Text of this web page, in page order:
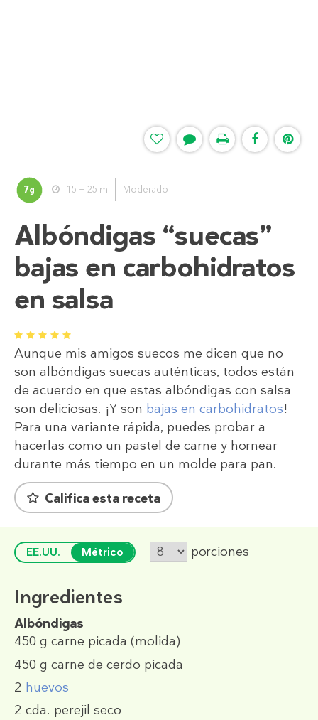
7g 15 + 25 m Moderado
Albóndigas “suecas”
bajas en carbohidratos
en salsa
1 2 3 4 5
Aunque mis amigos suecos me dicen que no
son albóndigas suecas auténticas, todos están
de acuerdo en que estas albóndigas con salsa
son deliciosas. ¡Y son bajas en carbohidratos!
Para una variante rápida, puedes probar a
hacerlas como un pastel de carne y hornear
durante más tiempo en un molde para pan.
Califica esta receta
EE.UU. Métrico porciones
Ingredientes
Albóndigas
450 g carne picada (molida)
450 g carne de cerdo picada
2 huevos
2 cda. perejil seco